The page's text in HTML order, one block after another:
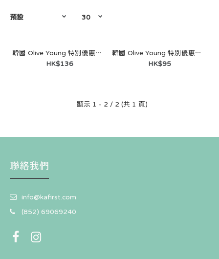
韓國 Olive Young 特別優惠套裝 - [ZANMANG LOOPY]
韓國 Olive Young 特別優惠套裝 - [ZANMANG LOOPY] colorgram Pin Point Eyeshadow Palette (ZANMANG BRUSH)
HK$136
韓國 Olive Young 特別優惠套裝 - peripera Ink Pocket Shadow Palette
HK$95
顯示 1 - 2 / 2 (共 1 頁)
聯絡我們
info@kafirst.com
(852) 69069240